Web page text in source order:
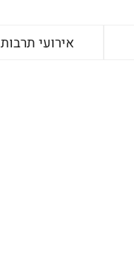
אירועי תרבות